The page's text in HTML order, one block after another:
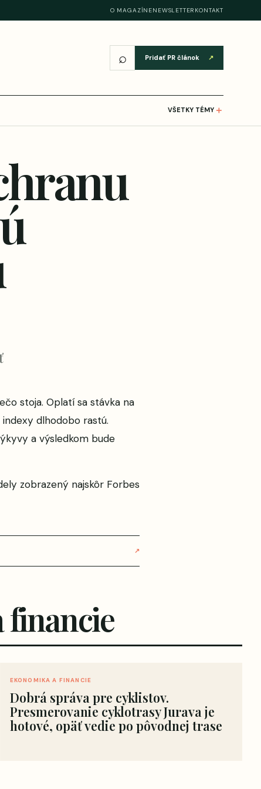
O MAGAZÍNENEWSLETTER KONTAKT
⌕ Pridať PR článok ↗
VŠETKY TÉMY ＋
stoja. Oplatí sa stávka na
dlhodobo rastú.
a výsledkom bude
zobrazený najskôr Forbes
↗
financie
EKONOMIKA A FINANCIE
Dobrá správa pre cyklistov.
Presmerovanie cyklotrasy Jurava je
hotové, opäť vedie po pôvodnej trase